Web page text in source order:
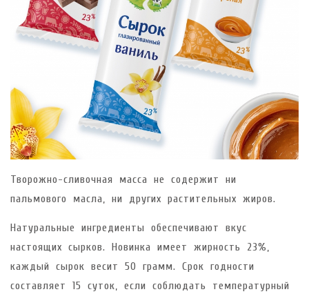
Творожно-сливочная масса не содержит ни
пальмового масла, ни других растительных жиров.
Натуральные ингредиенты обеспечивают вкус
настоящих сырков. Новинка имеет жирность 23%,
каждый сырок весит 50 грамм. Срок годности
составляет 15 суток, если соблюдать температурный